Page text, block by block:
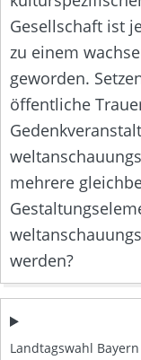
Gesellschaft ist
zu einem
geworden.
öffentliche
mehrere
werden?
Landtagswahl